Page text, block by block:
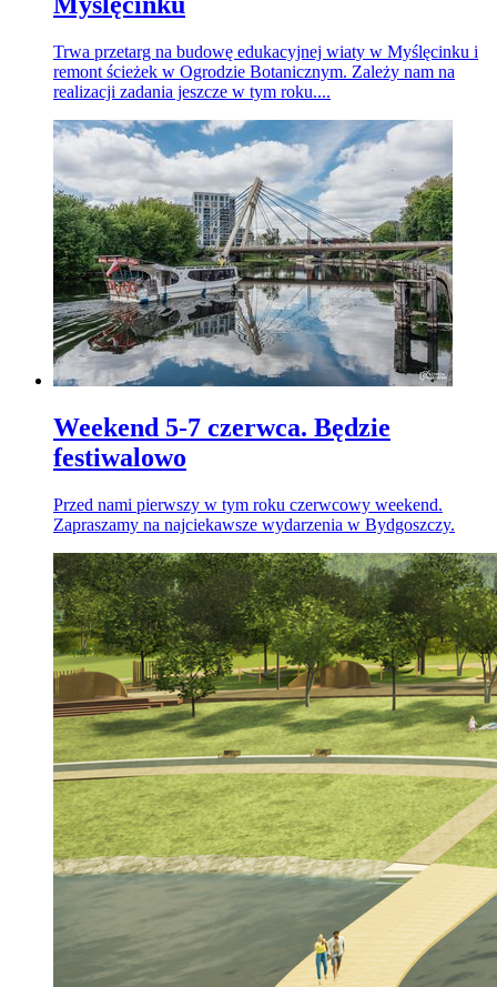
Trwa przetarg na budowę edukacyjnej wiaty w Myślęcinku i
remont ścieżek w Ogrodzie Botanicznym. Zależy nam na
realizacji zadania jeszcze w tym roku....
Weekend 5-7 czerwca. Będzie
festiwalowo
Przed nami pierwszy w tym roku czerwcowy weekend.
Zapraszamy na najciekawsze wydarzenia w Bydgoszczy.